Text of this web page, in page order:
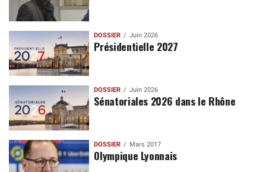
DOSSIER Juin 2026
Présidentielle 2027
DOSSIER Juin 2026
Sénatoriales 2026 dans le Rhône
DOSSIER Mars 2017
Olympique Lyonnais